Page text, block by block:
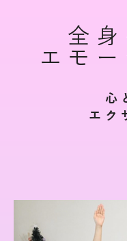
全
エモ
心
エク